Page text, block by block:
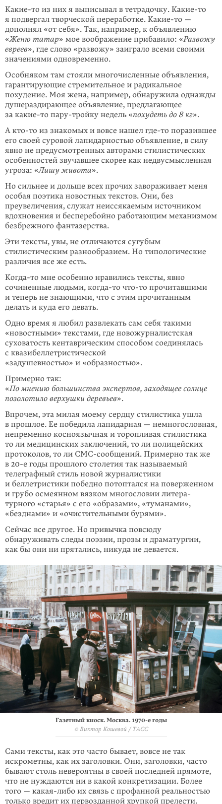
Какие-то из них я выписывал в тетрадочку. Какие-то
я подвергал творческой переработке. Какие-то —
дополнял «от себя». Так, например, к объявлению
«Женю татар» мое воображение прибавило: «Развожу
евреев», где слово «развожу» заиграло всеми своими
значениями одновременно.
Особняком там стояли многочисленные объявления,
гарантирующие стремительное и радикальное
похудение. Моя жена, например, обнаружила однажды
душераздирающее объявление, предлагающее
за какие-то пару-тройку недель «похудеть до 8 кг».
А кто-то из знакомых и вовсе нашел где-то поразившее
его своей суровой лапидарностью объявление, в силу
явно не предусмотренных авторами стилистических
особенностей звучавшее скорее как недвусмысленная
угроза: «Лишу живота».
Но сильнее и дольше всех прочих завораживает меня
особая поэтика новостных текстов. Они, без
преувеличения, служат неиссякаемым источником
вдохно­вения и бесперебойно работающим механизмом
безбрежного фантазерства.
Эти тексты, увы, не отличаются сугубым
стилистическим разнообразием. Но типологические
различия все же есть.
Когда-то мне особенно нравились тексты, явно
сочиненные людьми, когда-то что-то прочитавшими
и теперь не знающими, что с этим прочитанным
делать и куда его девать.
Одно время я любил развлекать сам себя такими
«новостными» текстами, где новожурналистская
суховатость кентаврическим способом соединялась
с квазибеллетристической
«задушевностью» и «образностью».
Примерно так:
«По мнению большинства экспертов, заходящее солнце
позолотило верхушки деревьев».
Впрочем, эта милая моему сердцу стилистика ушла
в прошлое. Ее победила лапидарная — немногословная,
непременно косноязычная и торопливая стилистика
то ли медицинских заключений, то ли полицейских
протоколов, то ли СМС-сообщений. Примерно так же
в 20-е годы прошлого столетия так называемый
телеграфный стиль новой журналистики
и беллетристики победно потоптался на поверженном
и грубо осмеянном вязком многословии литера­
турного «старья» с его «образами», «туманами»,
«безднами» и «очисти­тельными бурями».
Сейчас все другое. Но привычка повсюду
обнаруживать следы поэзии, прозы и драматургии,
как бы они ни прятались, никуда не девается.
Газетный киоск. Москва. 1970-е годы
© Виктор Кошевой / ТАСС
Сами тексты, как это часто бывает, вовсе не так
искрометны, как их заголовки. Они, заголовки, часто
бывают столь невероятны в своей последней прямоте,
что не нуждаются ни в какой конкретизации. Более
того — какая-либо их связь с профанной реальностью
только вредит их первозданной хрупкой прелести.